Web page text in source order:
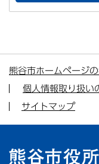
熊谷市ホームページ
個人情報取り扱い
サイトマップ